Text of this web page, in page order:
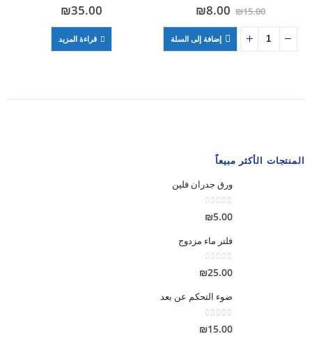
₪15.00 السعر
هو:
₪15.00.
₪8.00 السعر
هو:
₪8.00.
إضافة إلى السلة
0
out of 5
₪35.00
قراءة المزيد
المنتجات الأكثر مبيعاً
ورق جدران فلين
₪5.00
فلتر ماء مزدوج
0
out of 5
₪25.00
ضوء التحكم عن بعد
₪15.00